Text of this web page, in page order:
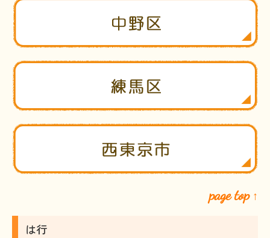
page top↑
は行